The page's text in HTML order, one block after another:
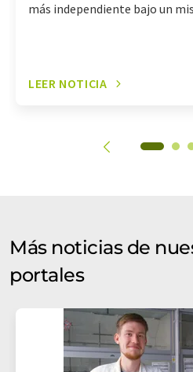
más independiente bajo un
LEER NOTICIA
Más noticias de
portales